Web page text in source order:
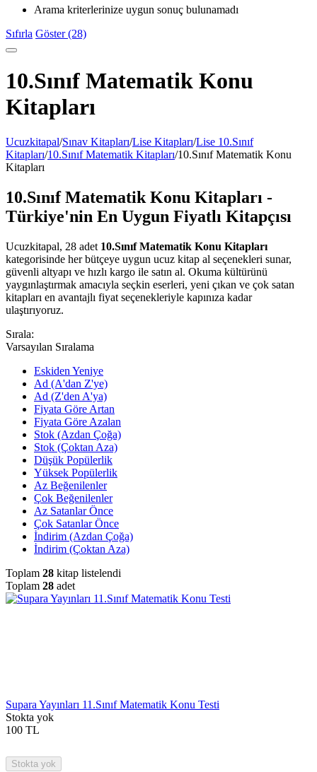
Arama kriterlerinize uygun sonuç bulunamadı
Sıfırla Göster (28)
10.Sınıf Matematik Konu
Kitapları
Ucuzkitapal/Sınav Kitapları/Lise Kitapları/Lise 10.Sınıf
Kitapları/10.Sınıf Matematik Kitapları/10.Sınıf Matematik Konu
Kitapları
10.Sınıf Matematik Konu Kitapları -
Türkiye'nin En Uygun Fiyatlı Kitapçısı
Ucuzkitapal, 28 adet 10.Sınıf Matematik Konu Kitapları
kategorisinde her bütçeye uygun ucuz kitap al seçenekleri sunar,
güvenli altyapı ve hızlı kargo ile satın al. Okuma kültürünü
yaygınlaştırmak amacıyla seçkin eserleri, yeni çıkan ve çok satan
kitapları en avantajlı fiyat seçenekleriyle kapınıza kadar
ulaştırıyoruz.
Sırala:
Varsayılan Sıralama
Eskiden Yeniye
Ad (A'dan Z'ye)
Ad (Z'den A'ya)
Fiyata Göre Artan
Fiyata Göre Azalan
Stok (Azdan Çoğa)
Stok (Çoktan Aza)
Düşük Popülerlik
Yüksek Popülerlik
Az Beğenilenler
Çok Beğenilenler
Az Satanlar Önce
Çok Satanlar Önce
İndirim (Azdan Çoğa)
İndirim (Çoktan Aza)
Toplam 28 kitap listelendi
Toplam 28 adet
Supara Yayınları 11.Sınıf Matematik Konu Testi
Stokta yok
100 TL
Stokta yok